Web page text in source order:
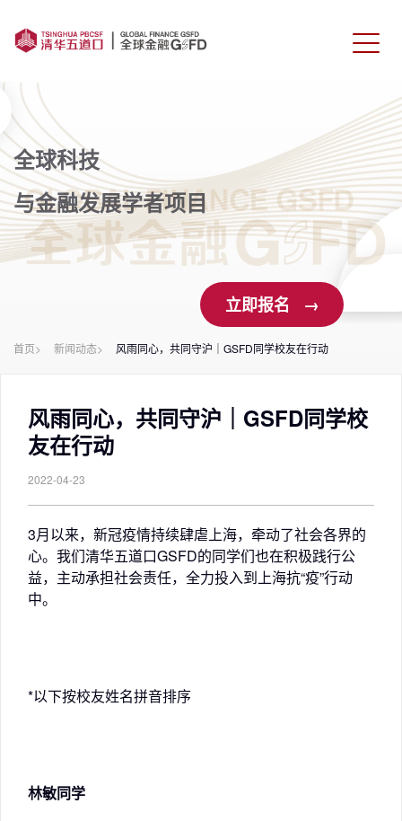
师资力量
学生校友
报名申请
联系我们
全球科技
与金融发展学者项目
立即报名 →
首页> 新闻动态> 风雨同心，共同守沪｜GSFD同学校友在行动
风雨同心，共同守沪｜GSFD同学校
友在行动
2022-04-23
3月以来，新冠疫情持续肆虐上海，牵动了社会各界的
心。我们清华五道口GSFD的同学们也在积极践行公
益，主动承担社会责任，全力投入到上海抗“疫”行动
中。
*以下按校友姓名拼音排序
林敏同学